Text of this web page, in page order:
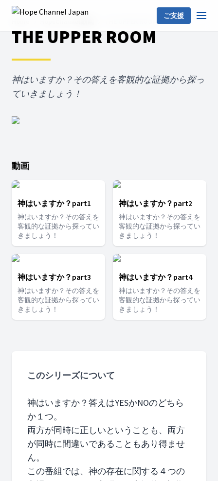
ご支援
THE UPPER ROOM
THE UPPER ROOM
神はいますか？その答えを客観的な証拠から探っ
ていきましょう！
動画
神はいますか？part1
神はいますか？その答えを
客観的な証拠から探ってい
きましょう！
神はいますか？part2
神はいますか？その答えを
客観的な証拠から探ってい
きましょう！
神はいますか？part3
神はいますか？その答えを
客観的な証拠から探ってい
きましょう！
神はいますか？part4
神はいますか？その答えを
客観的な証拠から探ってい
きましょう！
このシリーズについて
神はいますか？答えはYESかNOのどちら
か１つ。
両方が同時に正しいということも、両方
が同時に間違いであることもあり得ませ
ん。
この番組では、神の存在に関する４つの